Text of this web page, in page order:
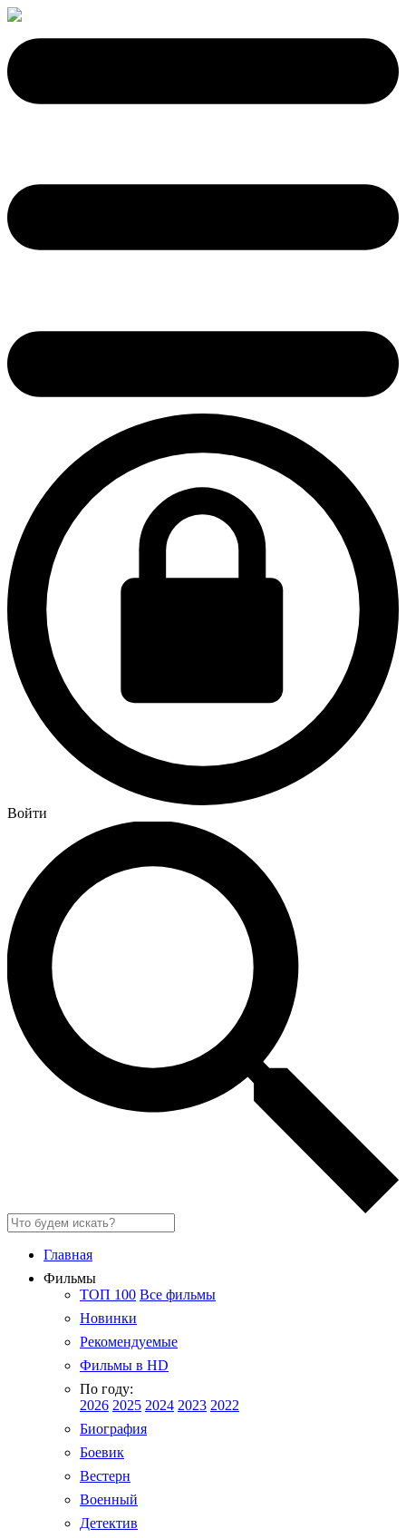
Войти
Главная
Фильмы
ТОП 100 Все фильмы
Новинки
Рекомендуемые
Фильмы в HD
По году:
2026 2025 2024 2023 2022
Биография
Боевик
Вестерн
Военный
Детектив